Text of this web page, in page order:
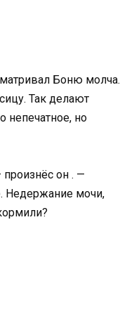
Боню молча.
Так делают
непечатное, но
он . —
Недержание мочи,